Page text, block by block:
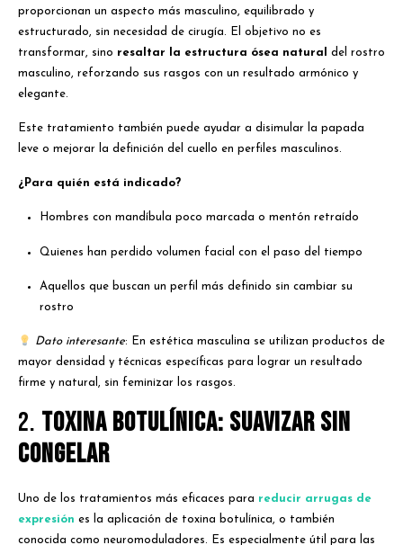
proporcionan un aspecto más masculino, equilibrado y
estructurado, sin necesidad de cirugía. El objetivo no es
transformar, sino resaltar la estructura ósea natural
del rostro
masculino, reforzando sus rasgos con un resultado armónico y
elegante.
Este tratamiento también puede ayudar a disimular la papada
leve o mejorar la definición del cuello en perfiles masculinos.
¿Para quién está indicado?
Hombres con mandíbula poco marcada o mentón retraído
Quienes han perdido volumen facial con el paso del tiempo
Aquellos que buscan un perfil más definido sin cambiar su
rostro
Dato interesante: En estética masculina se utilizan productos de
mayor densidad y técnicas específicas para lograr un resultado
firme y natural, sin feminizar los rasgos.
2. Toxina botulínica: suavizar sin
congelar
Uno de los tratamientos más eficaces para reducir arrugas de
expresión es la aplicación de toxina botulínica, o también
conocida como neuromoduladores. Es especialmente útil para las